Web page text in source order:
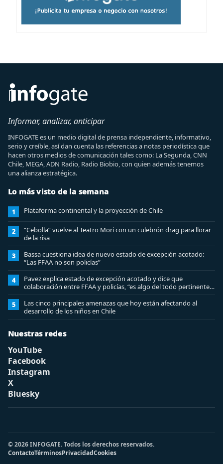
Informar, analizar, anticipar
INFOGATE es un medio digital de prensa independiente, informativo,
serio y creíble, así dan cuenta las referencias a notas periodística que
hacen otros medios de comunicación tales como: La Segunda, CNN
Chile, MEGA, ADN Radio, Radio Biobio, con quien además tenemos
una alianza estratégica.
Lo más visto de la semana
1 Plataforma continental y la proyección de Chile
2
“Cebolla” vuelve al Teatro Mori con un culebrón drag para llorar
de la risa
3
Bassa cuestiona idea de nuevo estado de excepción acotado:
“Las FFAA no son policías”
4
Pavez explica estado de excepción acotado y dice que
colaboración entre FFAA y policías, “es algo del todo pertinente
analizar”
5
Las cinco principales amenazas que hoy están afectando al
desarrollo de los niños en Chile
Nuestras redes
YouTube
Facebook
Instagram
X
Bluesky
© 2026 INFOGATE. Todos los derechos reservados.
ContactoTérminosPrivacidadCookies